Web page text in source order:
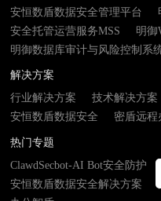
安恒数盾数据安全管理平台
安全托管运营服务MSS
明御
明御数据库审计与风险控制系
解决方案
行业解决方案
技术解决方案
安恒数盾数据安全
密盾远程
热门专题
ClawdSecbot-AI Bot安全防护
安恒数盾数据安全解决方案